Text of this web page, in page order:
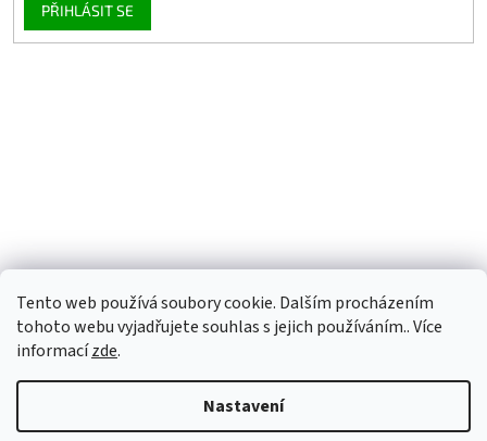
Tento web používá soubory cookie. Dalším procházením
tohoto webu vyjadřujete souhlas s jejich používáním.. Více
informacízde.
Nastavení
PŘIHLÁSIT SE
Vytvořil Shoptet